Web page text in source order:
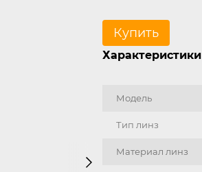
Купить
Характеристики
Модель
Тип линз
Материал линз